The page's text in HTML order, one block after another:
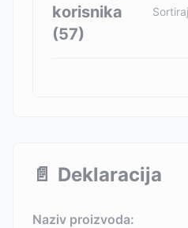
korisnika
(57)
📄 Deklaracija
Naziv proizvoda: